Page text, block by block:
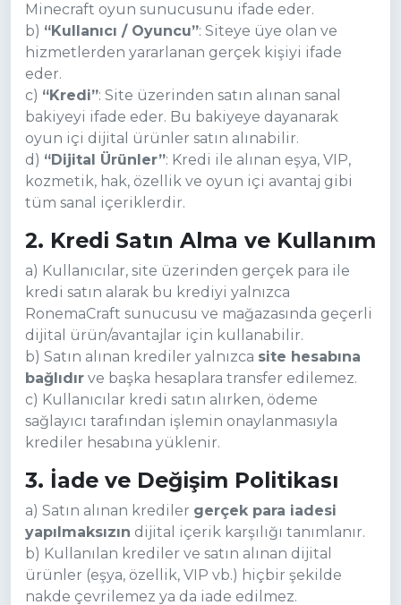
Minecraft oyun sunucusunu ifade eder.
b) “Kullanıcı / Oyuncu”: Siteye üye olan ve
hizmetlerden yararlanan gerçek kişiyi ifade
eder.
c) “Kredi”: Site üzerinden satın alınan sanal
bakiyeyi ifade eder. Bu bakiyeye dayanarak
oyun içi dijital ürünler satın alınabilir.
d) “Dijital Ürünler”: Kredi ile alınan eşya, VIP,
kozmetik, hak, özellik ve oyun içi avantaj gibi
tüm sanal içeriklerdir.
2. Kredi Satın Alma ve Kullanım
a) Kullanıcılar, site üzerinden gerçek para ile
kredi satın alarak bu krediyi yalnızca
RonemaCraft sunucusu ve mağazasında geçerli
dijital ürün/avantajlar için kullanabilir.
b) Satın alınan krediler yalnızca site hesabına
bağlıdır ve başka hesaplara transfer edilemez.
c) Kullanıcılar kredi satın alırken, ödeme
sağlayıcı tarafından işlemin onaylanmasıyla
krediler hesabına yüklenir.
3. İade ve Değişim Politikası
a) Satın alınan krediler gerçek para iadesi
yapılmaksızın dijital içerik karşılığı tanımlanır.
b) Kullanılan krediler ve satın alınan dijital
ürünler (eşya, özellik, VIP vb.) hiçbir şekilde
nakde çevrilemez ya da iade edilmez.